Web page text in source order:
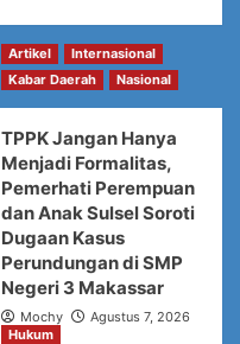
Artikel
Internasional
Kabar Daerah
Nasional
TPPK Jangan Hanya
Menjadi Formalitas,
Pemerhati Perempuan
dan Anak Sulsel Soroti
Dugaan Kasus
Perundungan di SMP
Negeri 3 Makassar
Mochy Agustus 7, 2026
Hukum